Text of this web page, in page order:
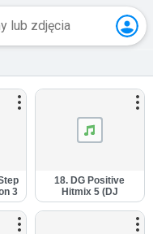
3
18. DG Positive
Hitmix 5 (DJ
Gonchix).mp3